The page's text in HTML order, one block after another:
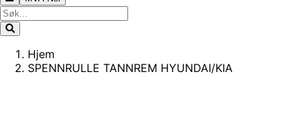
Hjem
SPENNRULLE TANNREM HYUNDAI/KIA